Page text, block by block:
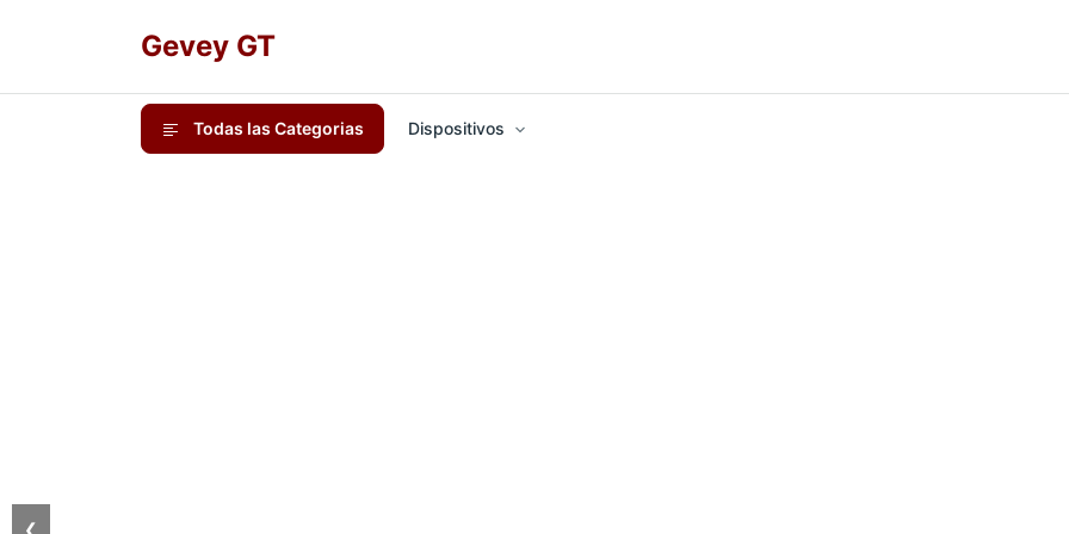
Gevey GT
Todas las Categorias Dispositivos
❮